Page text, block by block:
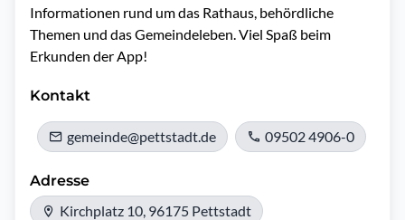
Informationen rund um das Rathaus, behördliche
Themen und das Gemeindeleben. Viel Spaß beim
Erkunden der App!
Kontakt
gemeinde@pettstadt.de 09502 4906-0
Adresse
Kirchplatz 10, 96175 Pettstadt